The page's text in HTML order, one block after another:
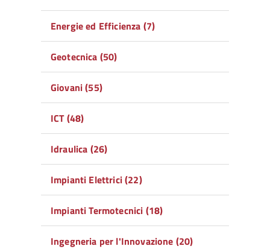
Energie ed Efficienza (7)
Geotecnica (50)
Giovani (55)
ICT (48)
Idraulica (26)
Impianti Elettrici (22)
Impianti Termotecnici (18)
Ingegneria per l'Innovazione (20)